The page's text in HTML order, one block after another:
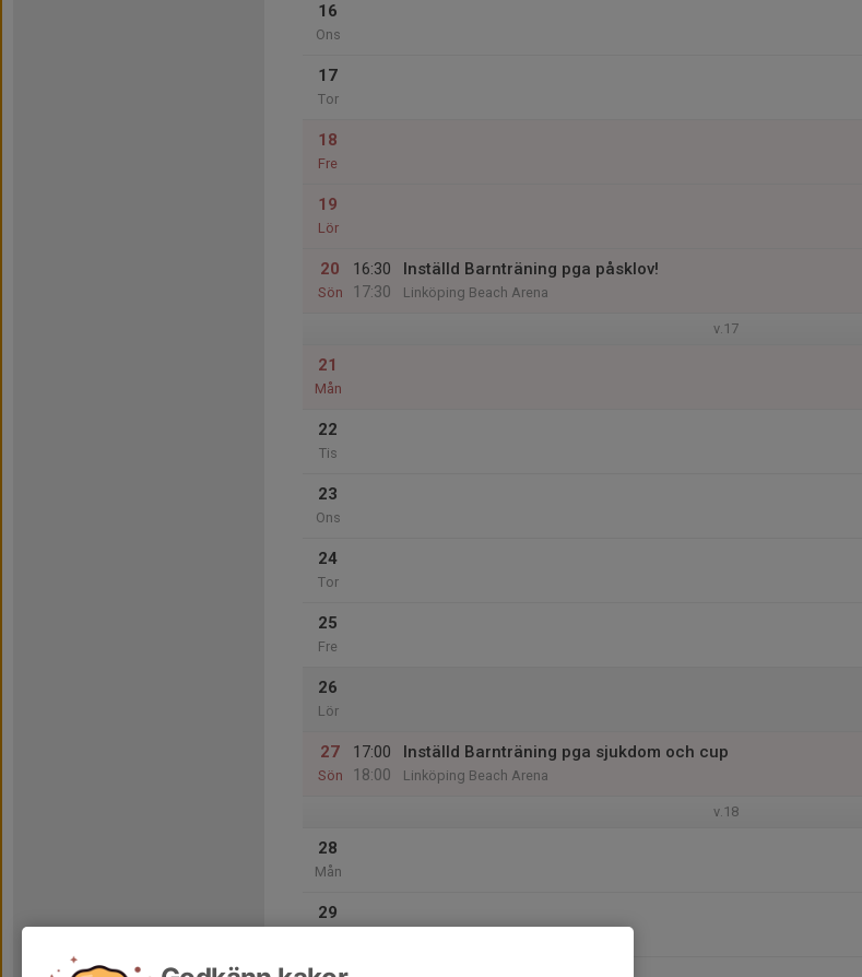
16
Ons
17
Tor
18
Fre
19
Lör
20
Sön
16:30
17:30
Inställd Barnträning pga påsklov!
Linköping Beach Arena
v.17
21
Mån
22
Tis
23
Ons
24
Tor
25
Fre
26
Lör
27
Sön
17:00
18:00
Inställd Barnträning pga sjukdom och cup
Linköping Beach Arena
v.18
28
Mån
29